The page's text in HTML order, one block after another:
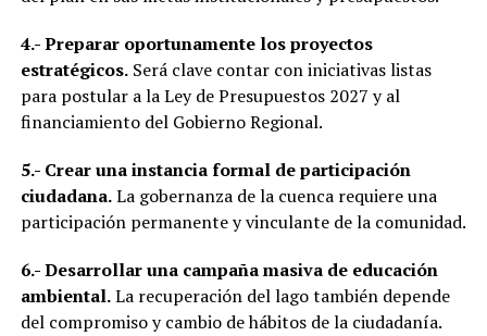
4.- Preparar oportunamente los proyectos
estratégicos.Será clave contar con iniciativas listas
para postular a la Ley de Presupuestos 2027 y al
financiamiento del Gobierno Regional.
5.- Crear una instancia formal de participación
ciudadana.La gobernanza de la cuenca requiere una
participación permanente y vinculante de la comunidad.
6.- Desarrollar una campaña masiva de educación
ambiental.La recuperación del lago también depende
del compromiso y cambio de hábitos de la ciudadanía.